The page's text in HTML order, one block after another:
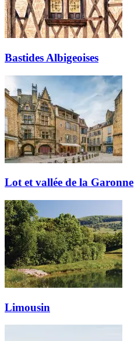
Bastides Albigeoises
Lot et vallée de la Garonne
Limousin